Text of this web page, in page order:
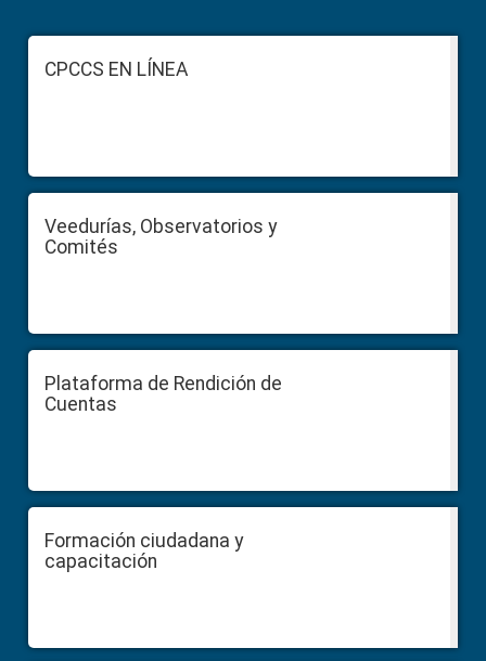
FooterCPCCS EN LÍNEA
Veedurías, Observatorios y
Comités
Plataforma de Rendición de
Cuentas
Formación ciudadana y
capacitación